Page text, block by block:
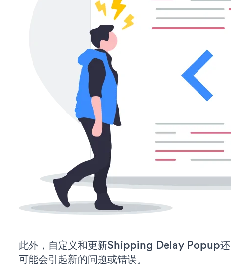
此外，自定义和更新Shipping Delay Popup还
可能会引起新的问题或错误。